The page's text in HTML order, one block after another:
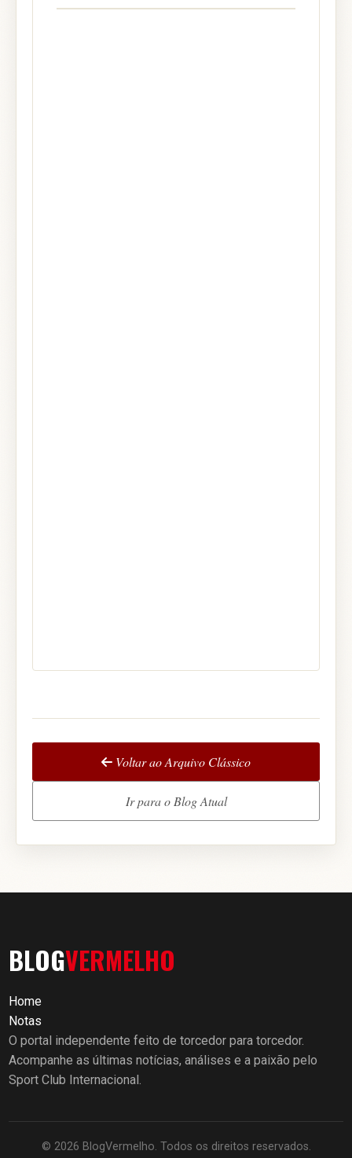
Voltar ao Arquivo Clássico
Ir para o Blog Atual
BLOGVERMELHO
Home
Notas
O portal independente feito de torcedor para torcedor.
Acompanhe as últimas notícias, análises e a paixão pelo
Sport Club Internacional.
© 2026 BlogVermelho. Todos os direitos reservados.